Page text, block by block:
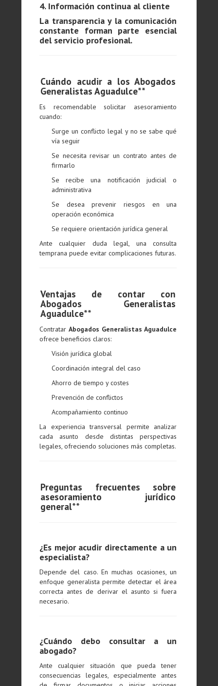
4. Información continua al cliente
La transparencia y la comunicación
constante forman parte esencial
del servicio profesional.
Cuándo acudir a los Abogados
Generalistas Aguadulce**
Es recomendable solicitar asesoramiento
cuando:
Surge un conflicto legal y no se sabe qué
vía seguir
Se necesita revisar un contrato antes de
firmarlo
Se recibe una notificación judicial o
administrativa
Se desea prevenir riesgos en una
operación económica
Se requiere orientación jurídica general
Ante cualquier duda legal, una consulta
temprana puede evitar complicaciones futuras.
Ventajas de contar con
Abogados Generalistas
Aguadulce**
ContratarAbogados Generalistas Aguadulce
ofrece beneficios claros:
Visión jurídica global
Coordinación integral del caso
Ahorro de tiempo y costes
Prevención de conflictos
Acompañamiento continuo
La experiencia transversal permite analizar
cada asunto desde distintas perspectivas
legales, ofreciendo soluciones más completas.
Preguntas frecuentes sobre
asesoramiento jurídico
general**
¿Es mejor acudir directamente a un
especialista?
Depende del caso. En muchas ocasiones, un
enfoque generalista permite detectar el área
correcta antes de derivar el asunto si fuera
necesario.
¿Cuándo debo consultar a un
abogado?
Ante cualquier situación que pueda tener
consecuencias legales, especialmente antes